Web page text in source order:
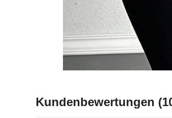
Kundenbewertungen